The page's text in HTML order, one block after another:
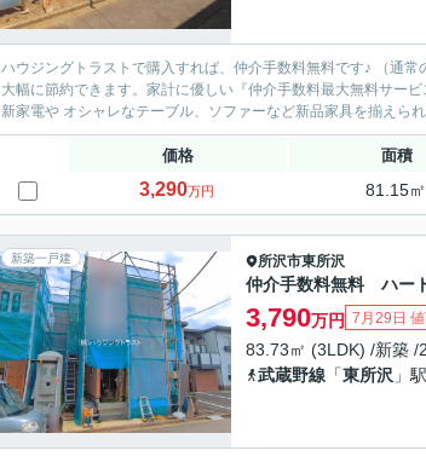
ハウジングトラストで購入すれば、仲介手数料無料です♪ （通常の仲介手数料は約
大幅に節約できます。家計に優しい『仲介手数料最大無料サービス』をぜひご利用ください！ 節約でき
価格 面積
3,290万円 81.15㎡
新築一戸建 所沢市東所沢
仲介手数料無料 ハー
3,790万円 7月29日
83.73㎡ (3LDK) /新築 /
武蔵野線 「東所沢 」